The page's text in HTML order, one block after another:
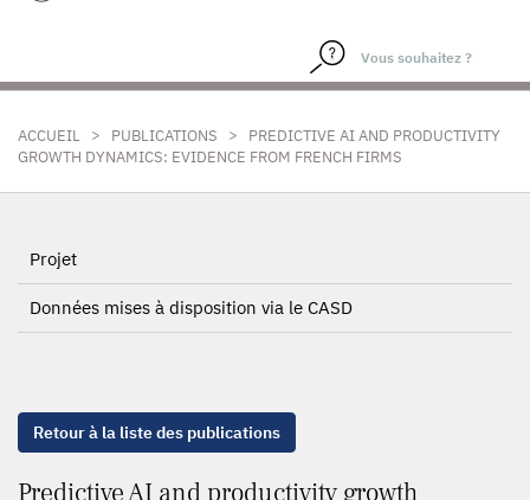
ACCUEIL > PUBLICATIONS >
PREDICTIVE AI AND PRODUCTIVITY
GROWTH DYNAMICS: EVIDENCE FROM FRENCH FIRMS
Projet
Données mises à disposition via le CASD
Retour à la liste des publications
Predictive AI and productivity growth